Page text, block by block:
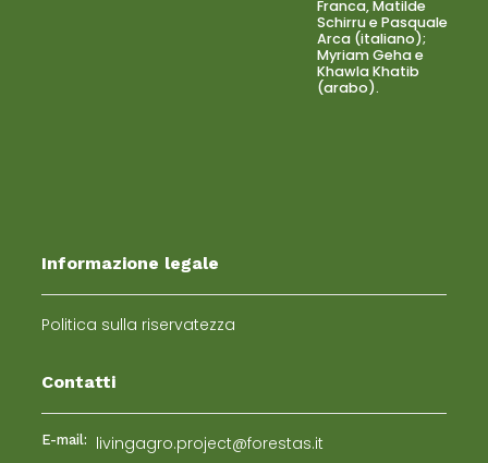
Franca, Matilde
Schirru e Pasquale
Arca (italiano);
Myriam Geha e
Khawla Khatib
(arabo).
Informazione legale
Politica sulla riservatezza
Contatti
E-mail: livingagro.project@forestas.it